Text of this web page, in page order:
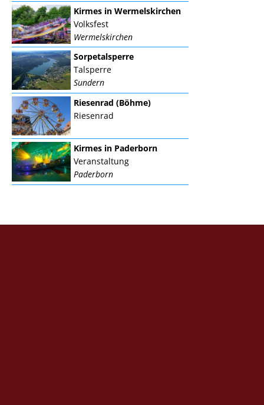
Kirmes in Wermelskirchen
Volksfest
Wermelskirchen
Sorpetalsperre
Talsperre
Sundern
Riesenrad (Böhme)
Riesenrad
Kirmes in Paderborn
Veranstaltung
Paderborn